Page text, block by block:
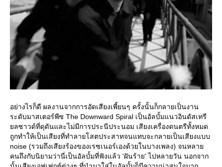
อย่างไรก็ดี ผลงานจากการอัดเสียงเพี้ยนๆ ครั้งนั้นก็กลายเป็นงาน
ระดับมาสเตอร์พีซ The Downward Spiral เป็นอัลบั้มแนวอินดัสเทรี
ลซาวด์ที่ดุดันและไม่มีการประนีประนอม เสียงเครื่องดนตรีทั้งหมด
ถูกทำให้เป็นเสียงที่ทำลายโสตประสาทจนแทบจะกลายเป็นเสียงแบบ
noise (รวมถึงเสียงร้องของเรซเนอร์เองด้วยในบางเพลง) จนหลา
คนถึงกับนิยามว่านี่เป็นอัลบั้มที่ฟังแล้ว 'ฝันร้าย' ไปหลายวัน นอกจาก